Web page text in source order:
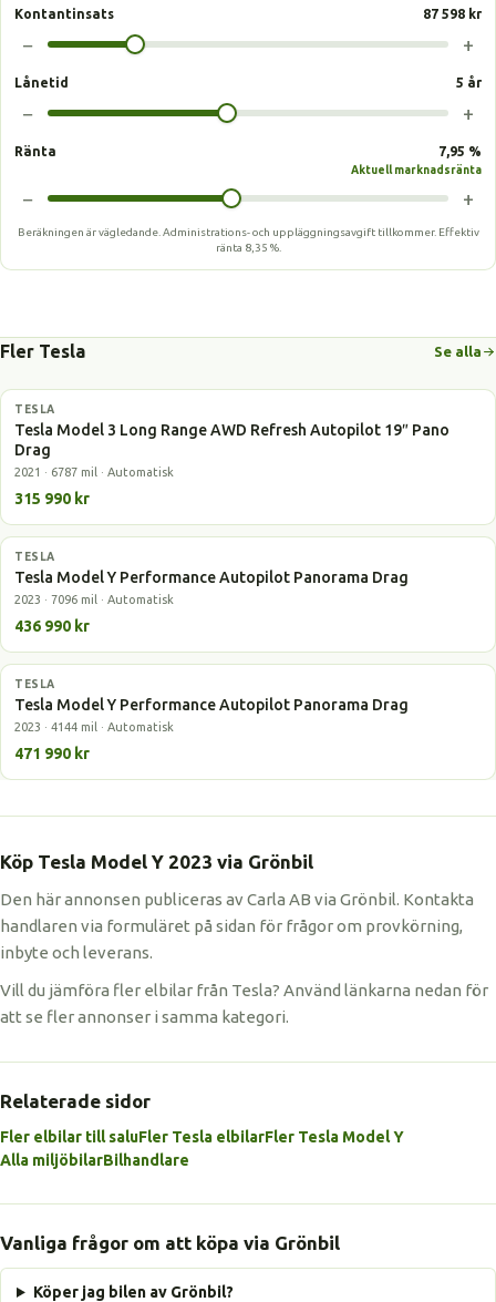
Kontantinsats 87 598 kr
− +
Lånetid 5 år
− +
Ränta 7,95 %
Aktuell marknadsränta
− +
Beräkningen är vägledande. Administrations- och uppläggningsavgift tillkommer. Effektiv
ränta 8,35 %.
Fler Tesla Se alla
Elbil
TESLA
Tesla Model 3 Long Range AWD Refresh Autopilot 19″ Pano
Drag
2021 · 6787 mil · Automatisk
315 990 kr
Elbil
TESLA
Tesla Model Y Performance Autopilot Panorama Drag
2023 · 7096 mil · Automatisk
436 990 kr
Elbil
TESLA
Tesla Model Y Performance Autopilot Panorama Drag
2023 · 4144 mil · Automatisk
471 990 kr
Köp Tesla Model Y 2023 via Grönbil
Den här annonsen publiceras av Carla AB via Grönbil. Kontakta
handlaren via formuläret på sidan för frågor om provkörning,
inbyte och leverans.
Vill du jämföra fler elbilar från Tesla? Använd länkarna nedan för
att se fler annonser i samma kategori.
Relaterade sidor
Fler elbilar till saluFler Tesla elbilarFler Tesla Model Y
Alla miljöbilarBilhandlare
Vanliga frågor om att köpa via Grönbil
Köper jag bilen av Grönbil?